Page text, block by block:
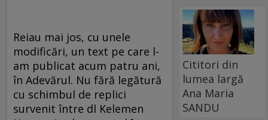
Reiau mai jos, cu unele
modificări, un text pe care l-
am publicat acum patru ani,
în Adevărul. Nu fără legătură
cu schimbul de replici
survenit între dl Kelemen
Cititori din
lumea largă
Ana Maria
SANDU